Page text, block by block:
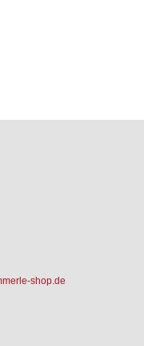
shop.de